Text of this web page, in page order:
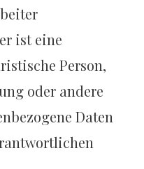
ist eine
Person,
oder andere
Daten